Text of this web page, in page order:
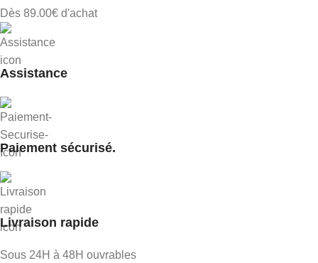
Dès 89.00€ d'achat
Assistance
Paiement sécurisé.
Livraison rapide
Sous 24H à 48H ouvrables